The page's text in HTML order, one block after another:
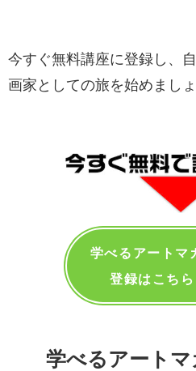
今すぐ無料講座に登録し、
画家としての旅を始めましょ
学べるアートマ
登録はこち
学べるアート